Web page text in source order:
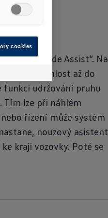
a „Side Assist“. Na
pruh a rychlost až do
funkci udržování pruhu
Tím lze při náhlém
řízení může systém
nouzový asistent
kraji vozovky. Poté se
cookies